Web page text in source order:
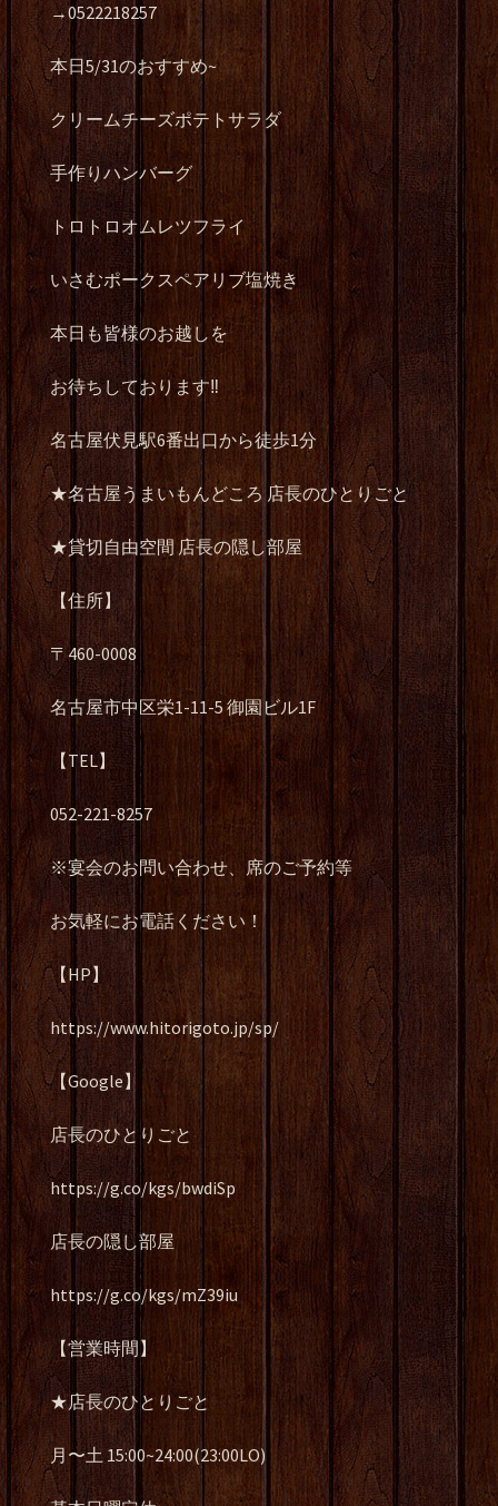
→0522218257
本日5/31のおすすめ~
クリームチーズポテトサラダ
手作りハンバーグ
トロトロオムレツフライ
いさむポークスペアリブ塩焼き
本日も皆様のお越しを
お待ちしております‼️
名古屋伏見駅6番出口から徒歩1分
★名古屋うまいもんどころ 店長のひとりごと
★貸切自由空間 店長の隠し部屋
【住所】
〒460-0008
名古屋市中区栄1-11-5 御園ビル1F
【TEL】
052-221-8257
※宴会のお問い合わせ、席のご予約等
お気軽にお電話ください！
【HP】
https://www.hitorigoto.jp/sp/
【Google】
店長のひとりごと
https://g.co/kgs/bwdiSp
店長の隠し部屋
https://g.co/kgs/mZ39iu
【営業時間】
★店長のひとりごと
月〜土 15:00~24:00(23:00LO)